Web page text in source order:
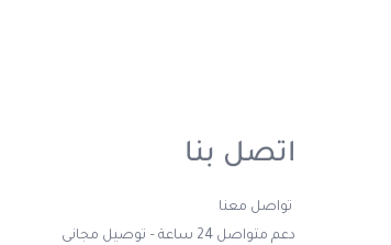
اتصل بنا
تواصل معنا
دعم متواصل 24 ساعة – توصيل مجانى